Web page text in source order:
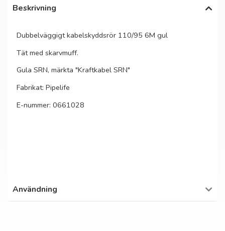
Beskrivning
Dubbelväggigt kabelskyddsrör 110/95 6M gul
Tät med skarvmuff.
Gula SRN, märkta "Kraftkabel SRN"
Fabrikat: Pipelife
E-nummer: 0661028
Användning